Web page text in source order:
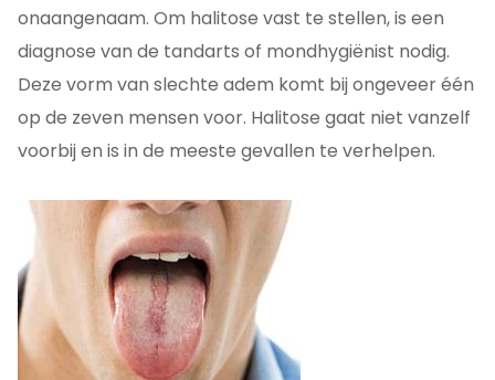
onaangenaam. Om halitose vast te stellen, is een
diagnose van de tandarts of mondhygiënist nodig.
Deze vorm van slechte adem komt bij ongeveer één
op de zeven mensen voor. Halitose gaat niet vanzelf
voorbij en is in de meeste gevallen te verhelpen.